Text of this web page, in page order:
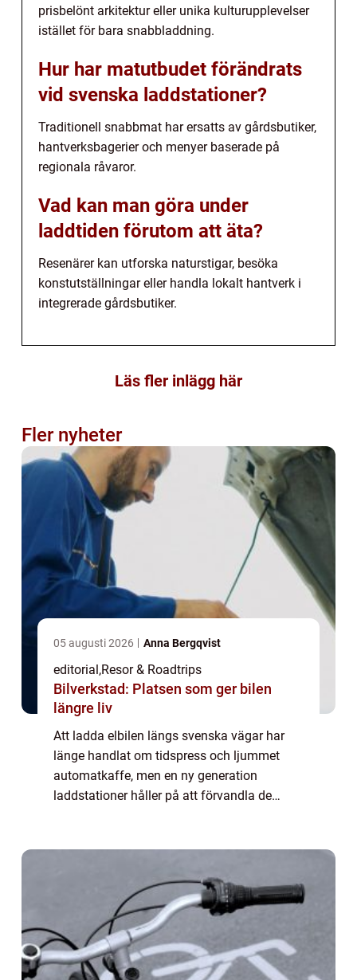
prisbelönt arkitektur eller unika kulturupplevelser
istället för bara snabbladdning.
Hur har matutbudet förändrats
vid svenska laddstationer?
Traditionell snabbmat har ersatts av gårdsbutiker,
hantverksbagerier och menyer baserade på
regionala råvaror.
Vad kan man göra under
laddtiden förutom att äta?
Resenärer kan utforska naturstigar, besöka
konstutställningar eller handla lokalt hantverk i
integrerade gårdsbutiker.
Läs fler inlägg här
Fler nyheter
05 augusti 2026 Anna Bergqvist
editorial ,Resor & Roadtrips
Bilverkstad: Platsen som ger bilen
längre liv
Att ladda elbilen längs svenska vägar har
länge handlat om tidspress och ljummet
automatkaffe, men en ny generation
laddstationer håller på att förvandla de